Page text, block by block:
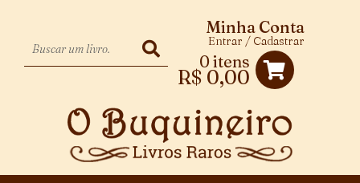
0 itens
R$ 0,00
Minha Conta
Entrar / Cadastrar